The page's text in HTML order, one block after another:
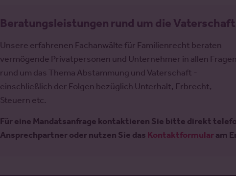
Beratungsleistungen rund um die Vaterschaft
Unsere erfahrenen Fachanwälte für Familienrecht beraten
vermögende Privatpersonen und Unternehmer in allen Fragen
rund um das Thema Abstammung und Vaterschaft -
einschließlich der Folgen bezüglich Unterhalt, Erbrecht,
Steuern etc.
Für eine Mandatsanfrage kontaktieren Sie bitte direkt
Ansprechpartner oder nutzen Sie das Kontaktformularam